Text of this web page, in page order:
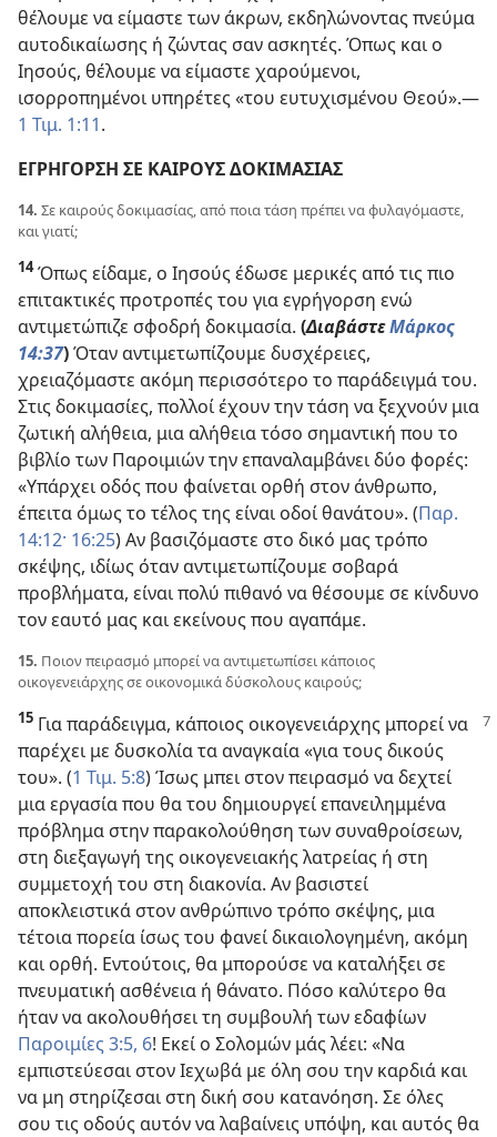
θέλουμε να είμαστε των άκρων, εκδηλώνοντας πνεύμα
αυτοδικαίωσης ή ζώντας σαν ασκητές. Όπως και ο
Ιησούς, θέλουμε να είμαστε χαρούμενοι,
ισορροπημένοι υπηρέτες «του ευτυχισμένου Θεού».​—
1 Τιμ. 1:11.
ΕΓΡΗΓΟΡΣΗ ΣΕ ΚΑΙΡΟΥΣ ΔΟΚΙΜΑΣΙΑΣ
14. Σε καιρούς δοκιμασίας, από ποια τάση πρέπει να φυλαγόμαστε,
και γιατί;
14Όπως είδαμε, ο Ιησούς έδωσε μερικές από τις πιο
επιτακτικές προτροπές του για εγρήγορση ενώ
αντιμετώπιζε σφοδρή δοκιμασία. (ΔιαβάστεΜάρκος
14:37)Όταν αντιμετωπίζουμε δυσχέρειες,
χρειαζόμαστε ακόμη περισσότερο το παράδειγμά του.
Στις δοκιμασίες, πολλοί έχουν την τάση να ξεχνούν μια
ζωτική αλήθεια, μια αλήθεια τόσο σημαντική που το
βιβλίο των Παροιμιών την επαναλαμβάνει δύο φορές:
«Υπάρχει οδός που φαίνεται ορθή στον άνθρωπο,
έπειτα όμως το τέλος της είναι οδοί θανάτου». (Παρ.
14:12· 16:25) Αν βασιζόμαστε στο δικό μας τρόπο
σκέψης, ιδίως όταν αντιμετωπίζουμε σοβαρά
προβλήματα, είναι πολύ πιθανό να θέσουμε σε κίνδυνο
τον εαυτό μας και εκείνους που αγαπάμε.
15. Ποιον πειρασμό μπορεί να αντιμετωπίσει κάποιος
οικογενειάρχης σε οικονομικά δύσκολους καιρούς;
15 Για παράδειγμα, κάποιος οικογενειάρχης μπορεί να
παρέχει με δυσκολία τα αναγκαία «για τους δικούς
του». (1 Τιμ. 5:8) Ίσως μπει στον πειρασμό να δεχτεί
μια εργασία που θα του δημιουργεί επανειλημμένα
πρόβλημα στην παρακολούθηση των συναθροίσεων,
στη διεξαγωγή της οικογενειακής λατρείας ή στη
συμμετοχή του στη διακονία. Αν βασιστεί
αποκλειστικά στον ανθρώπινο τρόπο σκέψης, μια
τέτοια πορεία ίσως του φανεί δικαιολογημένη, ακόμη
και ορθή. Εντούτοις, θα μπορούσε να καταλήξει σε
πνευματική ασθένεια ή θάνατο. Πόσο καλύτερο θα
ήταν να ακολουθήσει τη συμβουλή των εδαφίων
Παροιμίες 3:5, 6! Εκεί ο Σολομών μάς λέει: «Να
εμπιστεύεσαι στον Ιεχωβά με όλη σου την καρδιά και
να μη στηρίζεσαι στη δική σου κατανόηση. Σε όλες
σου τις οδούς αυτόν να λαβαίνεις υπόψη, και αυτός θα